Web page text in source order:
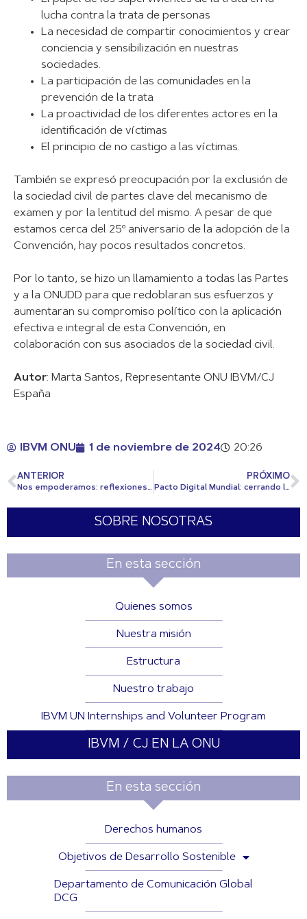
lucha contra la trata de personas
La necesidad de compartir conocimientos y crear
conciencia y sensibilización en nuestras
sociedades.
La participación de las comunidades en la
prevención de la trata
La proactividad de los diferentes actores en la
identificación de víctimas
El principio de no castigo a las víctimas.
También se expresó preocupación por la exclusión de
la sociedad civil de partes clave del mecanismo de
examen y por la lentitud del mismo. A pesar de que
estamos cerca del 25º aniversario de la adopción de la
Convención, hay pocos resultados concretos.
Por lo tanto, se hizo un llamamiento a todas las Partes
y a la ONUDD para que redoblaran sus esfuerzos y
aumentaran su compromiso político con la aplicación
efectiva e integral de esta Convención, en
colaboración con sus asociados de la sociedad civil.
Autor: Marta Santos, Representante ONU IBVM/CJ
España
IBVM ONU 1 de noviembre de 2024 20:26
ANTERIOR
Nos empoderamos: reflexiones de una niña defensora
PRÓXIMO
Pacto Digital Mundial: cerrando la brecha
SOBRE NOSOTRAS
En esta sección
Quienes somos
Nuestra misión
Estructura
Nuestro trabajo
IBVM UN Internships and Volunteer Program
IBVM / CJ EN LA ONU
En esta sección
Derechos humanos
Objetivos de Desarrollo Sostenible
Departamento de Comunicación Global
DCG